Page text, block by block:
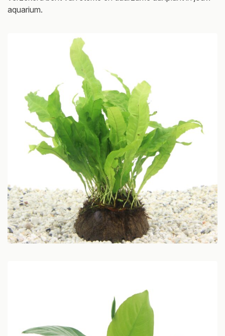
aquarium.